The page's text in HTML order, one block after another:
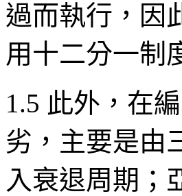
過而執行，因
用十二分一制
1.5 此外，在
劣，主要是由
入衰退周期；